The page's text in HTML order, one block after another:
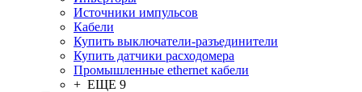
Источники импульсов
Кабели
Купить выключатели-разъединители
Купить датчики расходомера
Промышленные ethernet кабели
+ ЕЩЕ 9